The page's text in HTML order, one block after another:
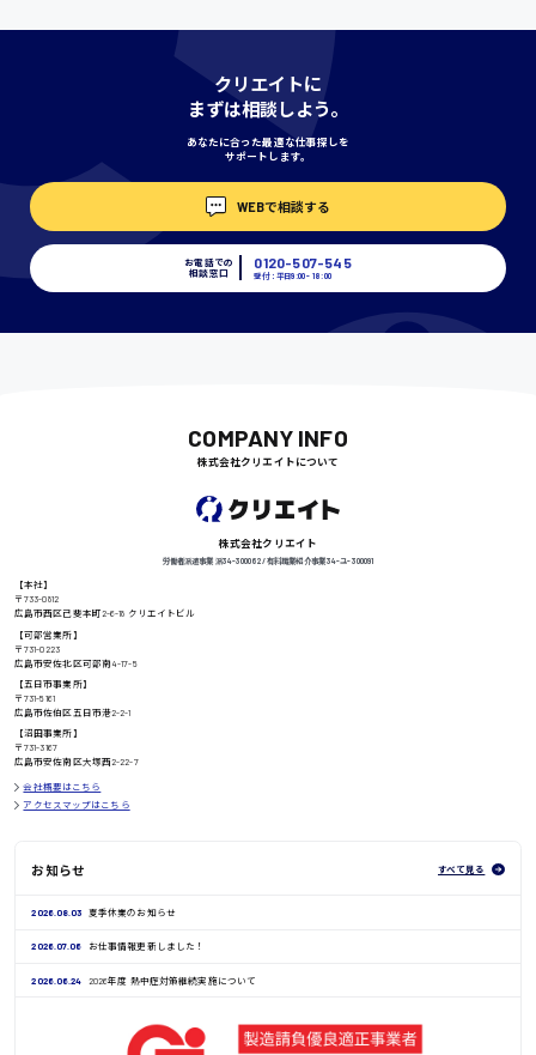
高知県
鳥取県
時給1400円〜
日給8000円〜
クリエイトに
まずは相談しよう。
あなたに合った最適な仕事探しを
サポートします。
WEBで相談する
お電話での
相談窓口
0120-507-545
受付：平日9:00 - 18:00
COMPANY INFO
株式会社クリエイトについて
株式会社クリエイト
労働者派遣事業 派34-300062 / 有料職業紹介事業 34-ユ-300091
【本社】
〒733-0812
広島市西区己斐本町2-6-18 クリエイトビル
【可部営業所】
〒731-0223
広島市安佐北区可部南4-17-5
【五日市事業所】
〒731-5161
広島市佐伯区五日市港2-2-1
【沼田事業所】
〒731-3167
広島市安佐南区大塚西2-22-7
会社概要はこちら
アクセスマップはこちら
お知らせ すべて見る
2026.08.03 夏季休業のお知らせ
2026.07.06 お仕事情報更新しました！
2026.06.24 2026年度 熱中症対策継続実施について